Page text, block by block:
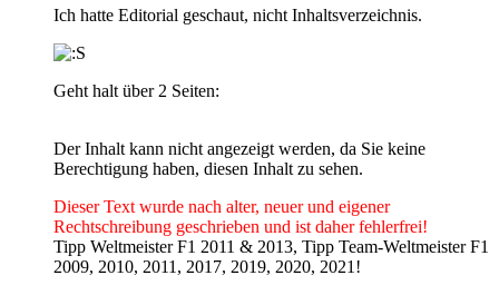
Ich hatte Editorial geschaut, nicht Inhaltsverzeichnis.
Geht halt über 2 Seiten:
Der Inhalt kann nicht angezeigt werden, da Sie keine
Berechtigung haben, diesen Inhalt zu sehen.
Dieser Text wurde nach alter, neuer und eigener
Rechtschreibung geschrieben und ist daher fehlerfrei!
Tipp Weltmeister F1 2011 & 2013, Tipp Team-Weltmeister F1
2009, 2010, 2011, 2017, 2019, 2020, 2021!